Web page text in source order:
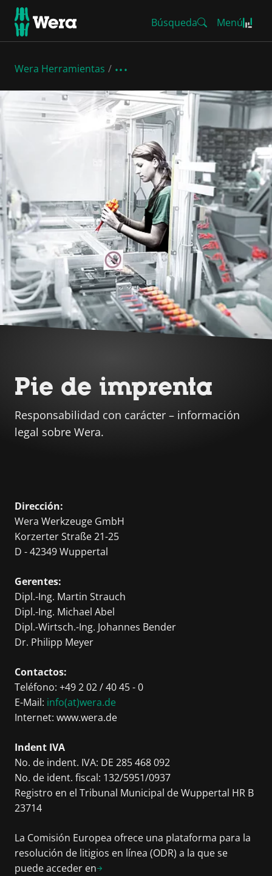
Búsqueda Menú
Wera Herramientas
Pie de imprenta
Responsabilidad con carácter – información
legal sobre Wera.
Dirección:
Wera Werkzeuge GmbH
Korzerter Straße 21-25
D - 42349 Wuppertal
Gerentes:
Dipl.-Ing. Martin Strauch
Dipl.-Ing. Michael Abel
Dipl.-Wirtsch.-Ing. Johannes Bender
Dr. Philipp Meyer
Contactos:
Teléfono: +49 2 02 / 40 45 - 0
E-Mail: info(at)wera.de
Internet: www.wera.de
Indent IVA
No. de indent. IVA: DE 285 468 092
No. de ident. fiscal: 132/5951/0937
Registro en el Tribunal Municipal de Wuppertal HR B
23714
La Comisión Europea ofrece una plataforma para la
resolución de litigios en línea (ODR) a la que se
puede acceder en